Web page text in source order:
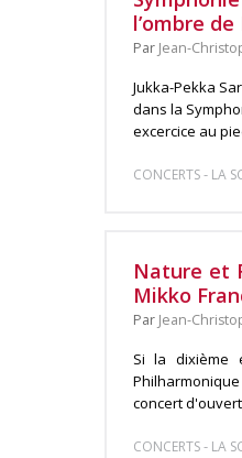
l’ombre
Par Jean-
Jukka-Pekka
dans la
excercice au
CONCERTS- LA
Nature et
Mikko
Par Jean-
Si la dixième
concert
CONCERTS- LA